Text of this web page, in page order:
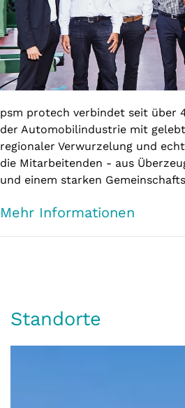
psm protech verbindet seit über
der Automobilindustrie mit
regionaler Verwurzelung und
die Mitarbeitenden - aus
und einem starken
Mehr Informationen
Standorte